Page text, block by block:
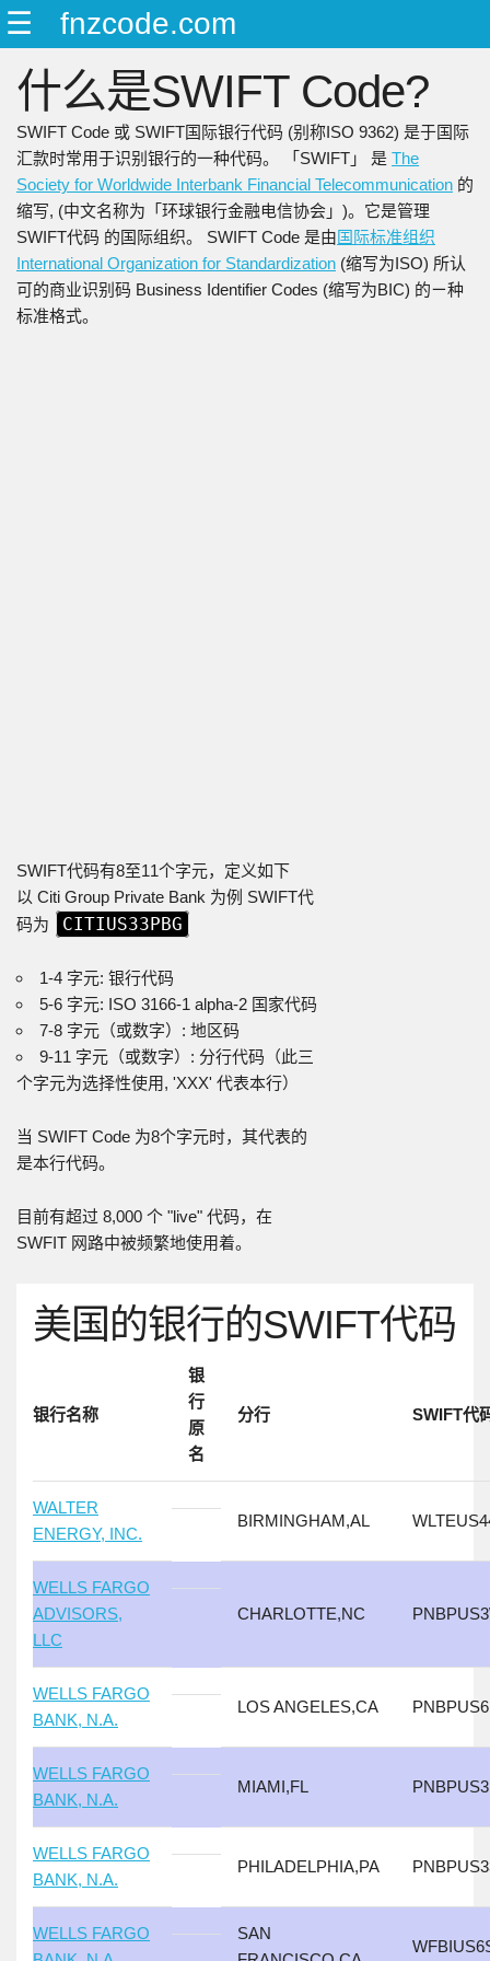
☰ fnzcode.com
日本語
简中
繁中
什么是SWIFT Code?
SWIFT Code 或 SWIFT国际银行代码 (别称ISO 9362) 是于国际
汇款时常用于识别银行的一种代码。 「SWIFT」 是 The
Society for Worldwide Interbank Financial Telecommunication 的
缩写, (中文名称为「环球银行金融电信协会」)。它是管理
SWIFT代码 的国际组织。 SWIFT Code 是由国际标准组织
International Organization for Standardization (缩写为ISO) 所认
可的商业识别码 Business Identifier Codes (缩写为BIC) 的ㄧ种
标准格式。
SWIFT代码有8至11个字元，定义如下
以 Citi Group Private Bank 为例 SWIFT代
码为
CITIUS33PBG
1-4 字元: 银行代码
5-6 字元: ISO 3166-1 alpha-2 国家代码
7-8 字元（或数字）: 地区码
9-11 字元（或数字）: 分行代码（此三
个字元为选择性使用, 'XXX' 代表本行）
当 SWIFT Code 为8个字元时，其代表的
是本行代码。
目前有超过 8,000 个 "live" 代码，在
SWFIT 网路中被频繁地使用着。
美国的银行的SWIFT代码
银行名称
银
行
原
名
分行 SWIFT代
WALTER
ENERGY, INC.
BIRMINGHAM,AL
WELLS FARGO
ADVISORS,
LLC
CHARLOTTE,NC
WELLS FARGO
BANK, N.A.
LOS ANGELES,CA
WELLS FARGO
BANK, N.A.
MIAMI,FL
WELLS FARGO
BANK, N.A.
PHILADELPHIA,PA
WELLS FARGO
SAN